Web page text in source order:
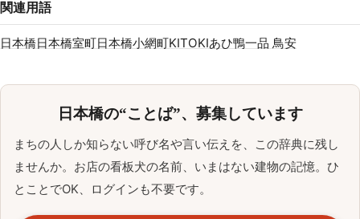
関連用語
日本橋日本橋室町日本橋小網町KITOKIあひ鴨一品 鳥安
日本橋の“ことば”、募集しています
まちの人しか知らない呼び名や言い伝えを、この辞典に残し
ませんか。お店の看板犬の名前、いまはない建物の記憶。ひ
とことでOK、ログインも不要です。